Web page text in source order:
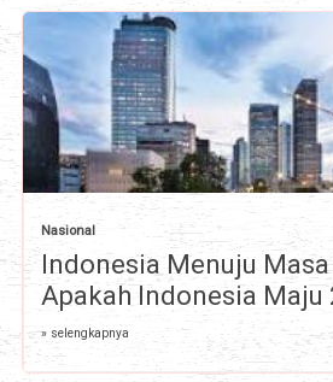
Nasional
Indonesia Menuju Masa
Apakah Indonesia Maju
» selengkapnya